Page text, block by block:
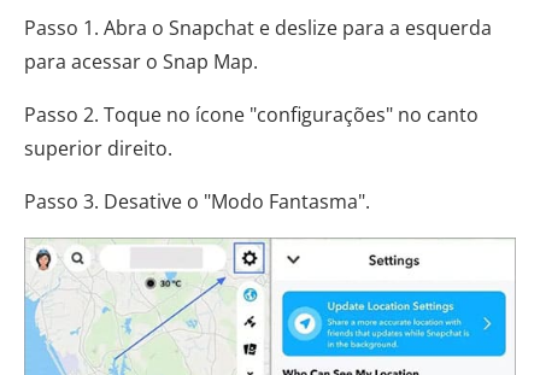
Passo 1. Abra o Snapchat e deslize para a esquerda
para acessar o Snap Map.
Passo 2. Toque no ícone "configurações" no canto
superior direito.
Passo 3. Desative o "Modo Fantasma".